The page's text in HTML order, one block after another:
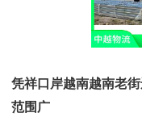
凭祥口岸越南越南老
范围广